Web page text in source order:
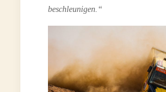
beschleunigen.“